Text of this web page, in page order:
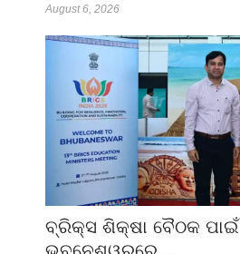
August 6, 2026
ବ୍ରିକ୍ସ ଶିକ୍ଷା ବୈଠକ ପାଇଁ